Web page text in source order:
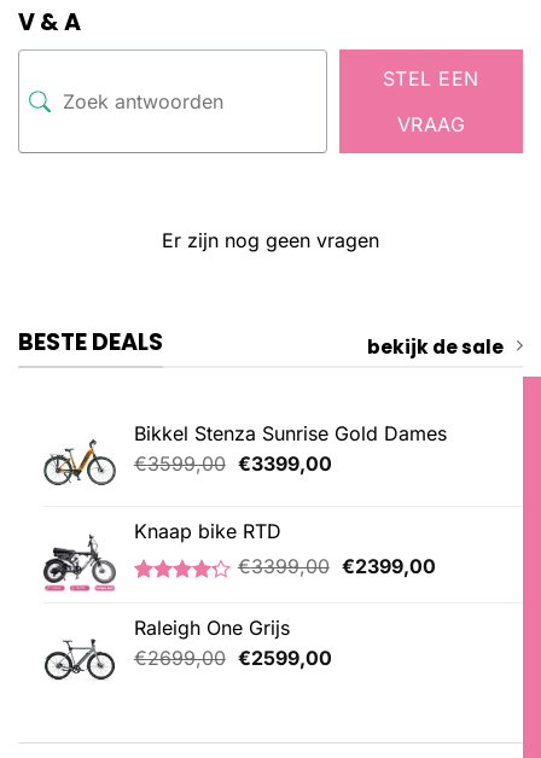
V & A
STEL EEN
VRAAG
Er zijn nog geen vragen
BESTE DEALS bekijk de sale
Bikkel Stenza Sunrise Gold Dames
€3599,00 Oorspronkelijke
€3599,00.
€3399,00Huidige
Knaap bike RTD
4.20
op 5
gebaseerd
op
klantbeoordelingen
€3399,00 Oorspronkelijke
€2399,00Huidige
Raleigh One Grijs
€2699,00 Oorspronkelijke
€2599,00Huidige